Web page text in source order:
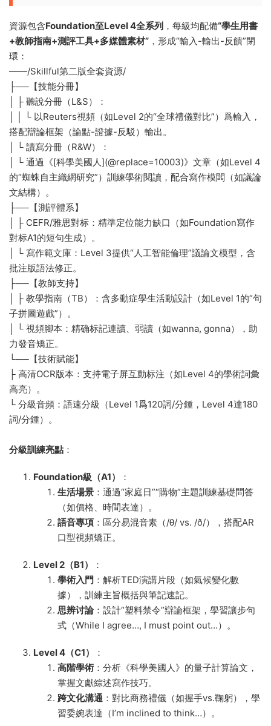
資源包含​​Foundation至Level 4全系列​ ​，每級均配備​​“學生用書
+教師指南+測評工具+多媒體素材”​ ​，形成“輸入-輸出-反饋”閉
環：
——/Skillful第二版全套資源/
├──【技能分冊】
│ ├️ 聽說分冊（L&S）：
│ │ └ 以Reuters視頻（如Level 2的“全球禮儀對比”）爲輸入，
搭配辯論框架（論點-證據-反駁）輸出。
│ └️ 讀寫分冊（R&W）：
│ └ 通過《[科學美國人](@replace=10003)》文章（如Level 4
的“蜘蛛自主織網研究”）訓練學術閱讀，配合寫作模闆（如議論
文結構）。
├──【測評體系】
│ ├️ CEFR/雅思對标：精準定位能力缺口（如Foundation寫作
對标A1的短句生成）。
│ └️ 寫作範文庫：Level 3提供“人工智能倫理”議論文模型，含
批注版語法修正。
├──【教師支持】
│ ├️ 教學指南（TB）：含多動症學生活動設計（如Level 1的“句
子拼圖遊戲”）。
│ └️ 視頻腳本：精确标記連讀、弱讀（如wanna, gonna），助
力發音矯正。
└──【技術賦能】
├️ 高清OCR版本：支持電子屏互動标注（如Level 4的學術詞彙
高亮）。
└️ 分級音頻：語速分級（Level 1爲120詞/分鍾，Level 4達180
詞/分鍾）。
分級訓練亮點​ ​：
​Foundation級（A1）​
​：
​生活場景​ ​：通過“家庭日”“購物”主題訓練基礎問答
（如價格、時間表達）。
​語音專項​ ​：區分易混音素（/θ/ vs. /ð/），搭配AR
口型視頻矯正。
​Level 2（B1）​
​：
​學術入門​ ​：解析TED演講片段（如氣候變化數
據），訓練主旨概括與筆記速記。
​思辨讨論​​：設計“塑料禁令”辯論框架，學習讓步句
式（While I agree…, I must point out…）。
​Level 4（C1）​
​：
​高階學術​ ​：分析《科學美國人》的量子計算論文，
掌握文獻綜述寫作技巧。
​跨文化溝通​ ​：對比商務禮儀（如握手vs.鞠躬），學
習委婉表達（I’m inclined to think…）。